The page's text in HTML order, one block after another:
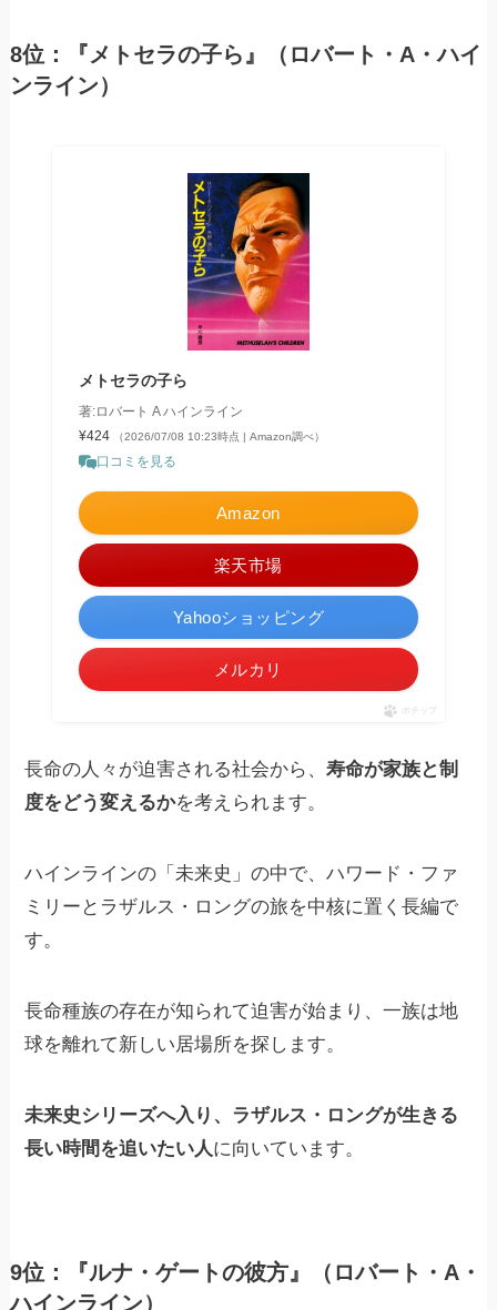
8位：『メトセラの子ら』（ロバート・A・ハイ
ンライン）
メトセラの子ら
著:ロバート A ハインライン
¥424
（2026/07/08 10:23時点 | Amazon調べ）
口コミを見る
Amazon
楽天市場
Yahooショッピング
メルカリ
ポチップ
長命の人々が迫害される社会から、寿命が家族と制
度をどう変えるかを考えられます。
ハインラインの「未来史」の中で、ハワード・ファ
ミリーとラザルス・ロングの旅を中核に置く長編で
す。
長命種族の存在が知られて迫害が始まり、一族は地
球を離れて新しい居場所を探します。
未来史シリーズへ入り、ラザルス・ロングが生きる
長い時間を追いたい人に向いています。
9位：『ルナ・ゲートの彼方』（ロバート・A・
ハインライン）